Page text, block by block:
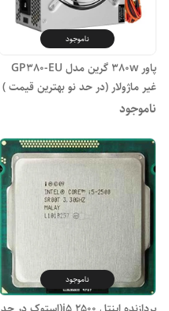
ناموجود
پاور 380w گرین مدل GP380-EU
غیر ماژولار (در حد نو بهترین قیمت )
ناموجود
ناموجود